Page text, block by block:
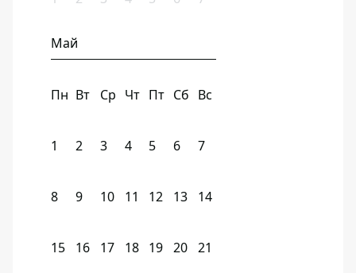
Май
Пн Вт Ср Чт Пт Сб Вс
1 2 3 4 5 6 7
8 9 10 11 12 13 14
15 16 17 18 19 20 21